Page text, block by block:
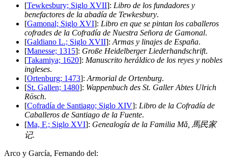
[Tewkesbury; Siglo XVII]: Libro de los fundadores y
benefactores de la abadía de Tewkesbury.
[Gamonal; Siglo XVI]: Libro en que se pintan los caballeros
cofrades de la Cofradía de Nuestra Señora de Gamonal.
[Galdiano L.; Siglo XVII]: Armas y linajes de España.
[Manesse; 1315]: Große Heidelberger Liederhandschrift.
[Takamiya; 1620]: Manuscrito heráldico de los reyes y nobles
ingleses.
[Ortenburg; 1473]: Armorial de Ortenburg.
[St. Gallen; 1480]: Wappenbuch des St. Galler Abtes Ulrich
Rösch.
[Cofradía de Santiago; Siglo XIV]: Libro de la Cofradía de
Caballeros de Santiago de la Fuente.
[Ma, F.; Siglo XVI]: Genealogía de la Familia Mǎ, 馬民家
记.
Arco y García, Fernando del: